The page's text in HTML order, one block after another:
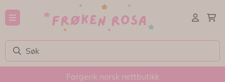
Hopp til innhold
Fargerik norsk nettbutikk